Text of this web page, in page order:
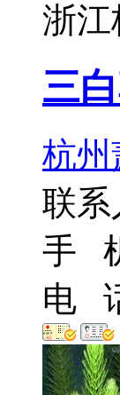
浙江
三
杭州
联系
手
电